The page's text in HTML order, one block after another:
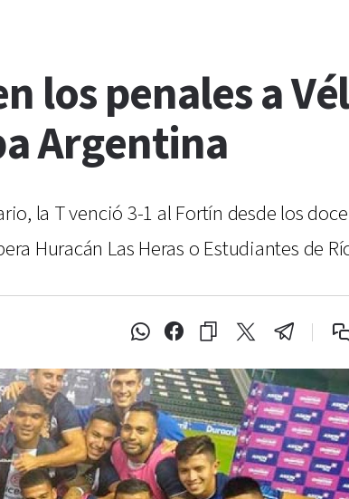
los penales a
Argentina
la T venció 3-1 al Fortín desde los
Huracán Las Heras o Estudiantes de